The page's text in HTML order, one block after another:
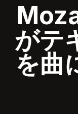
がテ
を曲